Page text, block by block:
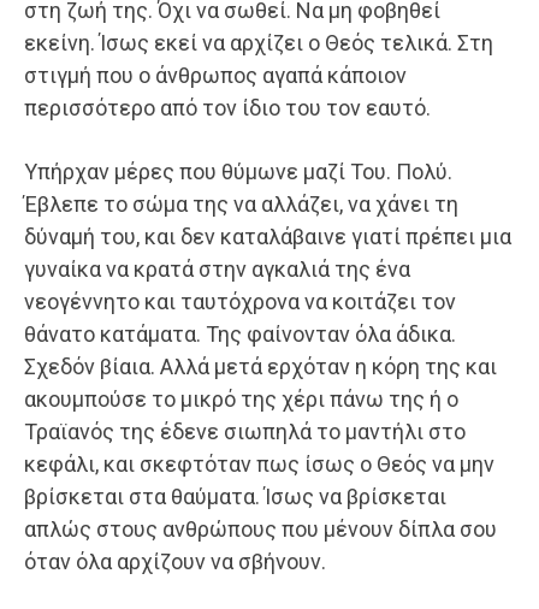
στη ζωή της. Όχι να σωθεί. Να μη φοβηθεί
εκείνη. Ίσως εκεί να αρχίζει ο Θεός τελικά. Στη
στιγμή που ο άνθρωπος αγαπά κάποιον
περισσότερο από τον ίδιο του τον εαυτό.
Υπήρχαν μέρες που θύμωνε μαζί Του. Πολύ.
Έβλεπε το σώμα της να αλλάζει, να χάνει τη
δύναμή του, και δεν καταλάβαινε γιατί πρέπει μια
γυναίκα να κρατά στην αγκαλιά της ένα
νεογέννητο και ταυτόχρονα να κοιτάζει τον
θάνατο κατάματα. Της φαίνονταν όλα άδικα.
Σχεδόν βίαια. Αλλά μετά ερχόταν η κόρη της και
ακουμπούσε το μικρό της χέρι πάνω της ή ο
Τραϊανός της έδενε σιωπηλά το μαντήλι στο
κεφάλι, και σκεφτόταν πως ίσως ο Θεός να μην
βρίσκεται στα θαύματα. Ίσως να βρίσκεται
απλώς στους ανθρώπους που μένουν δίπλα σου
όταν όλα αρχίζουν να σβήνουν.